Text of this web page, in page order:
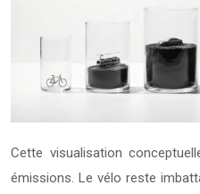
Cette visualisation
émissions. Le vélo reste